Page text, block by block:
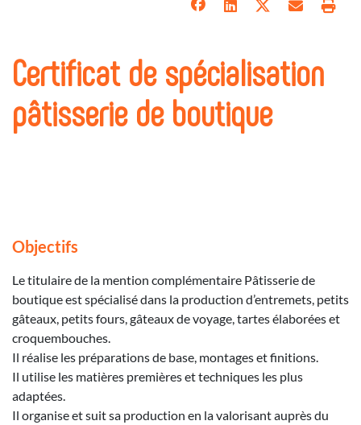
Certificat de spécialisation
pâtisserie de boutique
Objectifs
Le titulaire de la mention complémentaire Pâtisserie de
boutique est spécialisé dans la production d’entremets, petits
gâteaux, petits fours, gâteaux de voyage, tartes élaborées et
croquembouches.
Il réalise les préparations de base, montages et finitions.
Il utilise les matières premières et techniques les plus
adaptées.
Il organise et suit sa production en la valorisant auprès du